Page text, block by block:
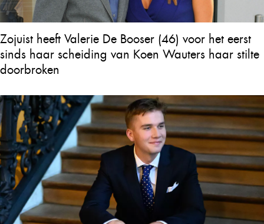
Zojuist heeft Valerie De Booser (46) voor het eerst
sinds haar scheiding van Koen Wauters haar stilte
doorbroken